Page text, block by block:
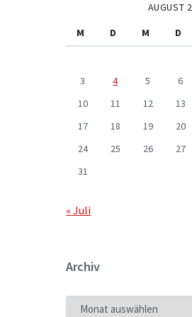
AUGUST
M
D M D
3
4 5 6
10
11 12 13
17
18 19 20
24
25 26 27
31
« Juli
Archiv
ARCHIV